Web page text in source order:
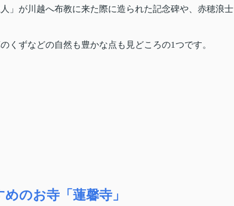
」が川越へ布教に来た際に造られた記念碑や、赤穂浪士
くずなどの自然も豊かな点も見どころの1つです。
のお寺「蓮馨寺」